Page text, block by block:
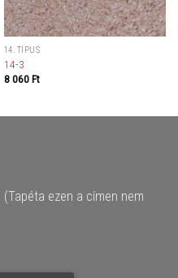
14. TÍPUS
14-3
8 060Ft
ezen a címen nem